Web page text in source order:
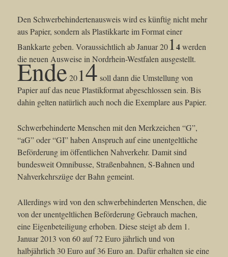
Den Schwerbehindertenausweis wird es künftig nicht mehr
aus Papier, sondern als Plastikkarte im Format einer
Bankkarte geben. Voraussichtlich ab Januar 2014werden
die neuen Ausweise in Nordrhein-Westfalen ausgestellt.
Ende2014 soll dann die Umstellung von
Papier auf das neue Plastikformat abgeschlossen sein. Bis
dahin gelten natürlich auch noch die Exemplare aus Papier.
Schwerbehinderte Menschen mit den Merkzeichen “G”,
“aG” oder “GI” haben Anspruch auf eine unentgeltliche
Beförderung im öffentlichen Nahverkehr. Damit sind
bundesweit Omnibusse, Straßenbahnen, S-Bahnen und
Nahverkehrszüge der Bahn gemeint.
Allerdings wird von den schwerbehinderten Menschen, die
von der unentgeltlichen Beförderung Gebrauch machen,
eine Eigenbeteiligung erhoben. Diese steigt ab dem 1.
Januar 2013 von 60 auf 72 Euro jährlich und von
halbjährlich 30 Euro auf 36 Euro an. Dafür erhalten sie eine